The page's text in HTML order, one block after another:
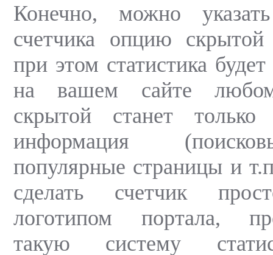
Конечно, можно
счетчика опцию
при этом статистика
на вашем сайте
скрытой станет только
информация
популярные страницы и
сделать счетчик
логотипом портала,
такую систему